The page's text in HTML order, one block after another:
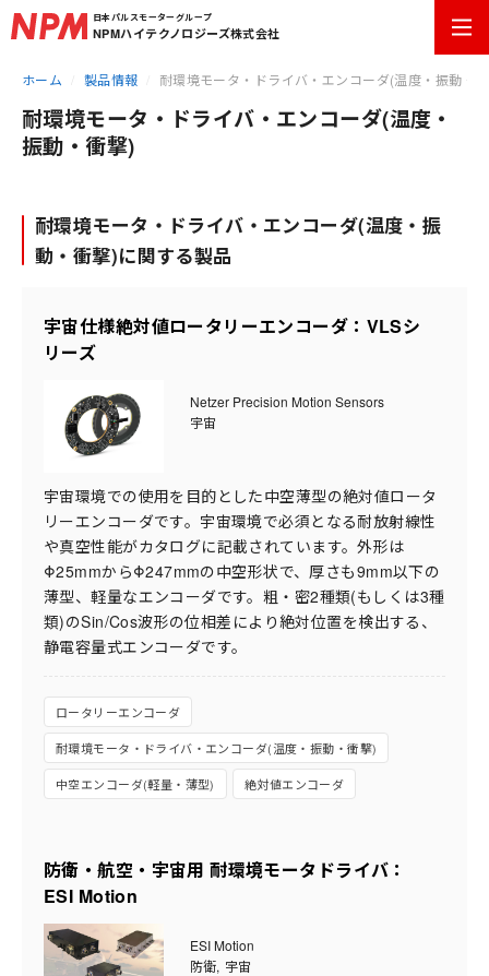
日本パルスモーターグループ
NPMハイテクノロジーズ株式会社
ホーム 製品情報 耐環境モータ・ドライバ・エンコーダ(温度・振動・
耐環境モータ・ドライバ・エンコーダ(温度・
振動・衝撃)
耐環境モータ・ドライバ・エンコーダ(温度・振
動・衝撃)に関する製品
宇宙仕様絶対値ロータリーエンコーダ：VLSシ
リーズ
Netzer Precision Motion Sensors
宇宙
宇宙環境での使用を目的とした中空薄型の絶対値ロータ
リーエンコーダです。宇宙環境で必須となる耐放射線性
や真空性能がカタログに記載されています。外形は
Φ25mmからΦ247mmの中空形状で、厚さも9mm以下の
薄型、軽量なエンコーダです。粗・密2種類(もしくは3種
類)のSin/Cos波形の位相差により絶対位置を検出する、
静電容量式エンコーダです。
ロータリーエンコーダ
耐環境モータ・ドライバ・エンコーダ(温度・振動・衝撃)
中空エンコーダ(軽量・薄型) 絶対値エンコーダ
防衛・航空・宇宙用 耐環境モータドライバ：
ESI Motion
ESI Motion
防衛 宇宙